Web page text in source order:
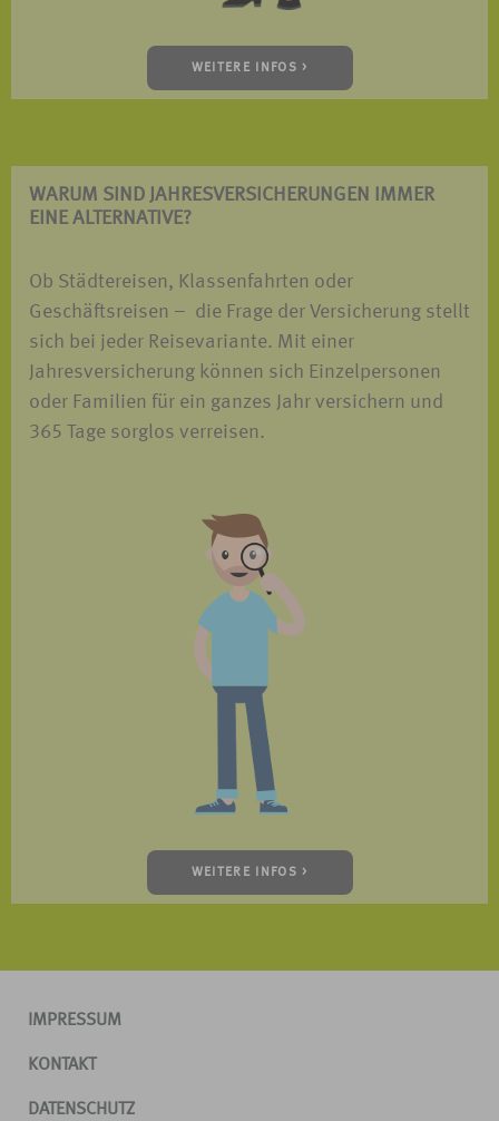
WEITERE INFOS >
WARUM SIND JAHRES­VERSICHERUNGEN IMMER
EINE ALTERNATIVE?
Ob Städtereisen, Klassenfahrten oder
Geschäftsreisen – die Frage der Versicherung stellt
sich bei jeder Reisevariante. Mit einer
Jahresversicherung können sich Einzelpersonen
oder Familien für ein ganzes Jahr versichern und
365 Tage sorglos verreisen.
WEITERE INFOS >
IMPRESSUM
KONTAKT
DATENSCHUTZ